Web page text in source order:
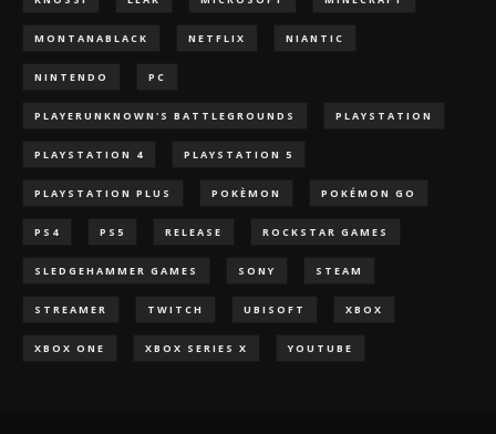
MONTANABLACK NETFLIX NIANTIC
NINTENDO PC
PLAYERUNKNOWN'S BATTLEGROUNDS PLAYSTATION
PLAYSTATION 4 PLAYSTATION 5
PLAYSTATION PLUS POKÈMON POKÉMON GO
PS4 PS5 RELEASE ROCKSTAR GAMES
SLEDGEHAMMER GAMES SONY STEAM
STREAMER TWITCH UBISOFT XBOX
XBOX ONE XBOX SERIES X YOUTUBE